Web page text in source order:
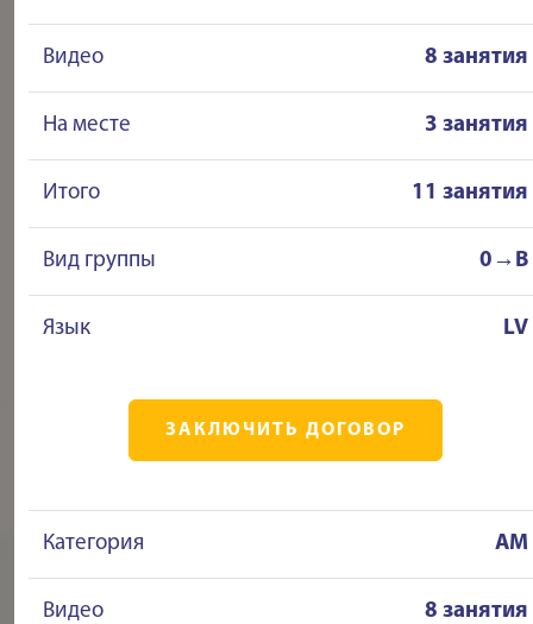
Видео 8 занятия
На месте 3 занятия
Итого 11 занятия
Вид группы 0→B
Язык LV
ЗАКЛЮЧИТЬ ДОГОВОР
Категория AM
Видео 8 занятия